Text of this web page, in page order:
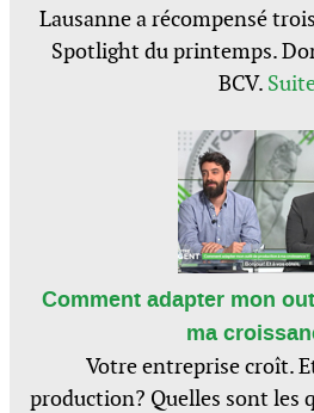
Lausanne a récompensé
Spotlight du printemps.
BCV.
Comment adapter mon
ma
Votre entreprise croît.
production? Quelles sont les